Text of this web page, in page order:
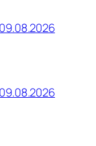
09.08.2026
09.08.2026